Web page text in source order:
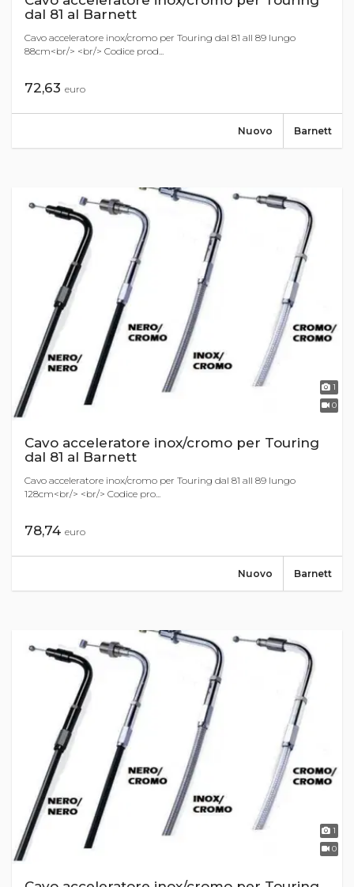
dal 81 al Barnett
Cavo acceleratore inox/cromo per Touring dal 81 all 89 lungo
88cm<br/> <br/> Codice prod...
72,63 euro
Barnett
Nuovo
1
0
Cavo acceleratore inox/cromo per Touring
dal 81 al Barnett
Cavo acceleratore inox/cromo per Touring dal 81 all 89 lungo
128cm<br/> <br/> Codice pro...
78,74 euro
Barnett
Nuovo
1
0